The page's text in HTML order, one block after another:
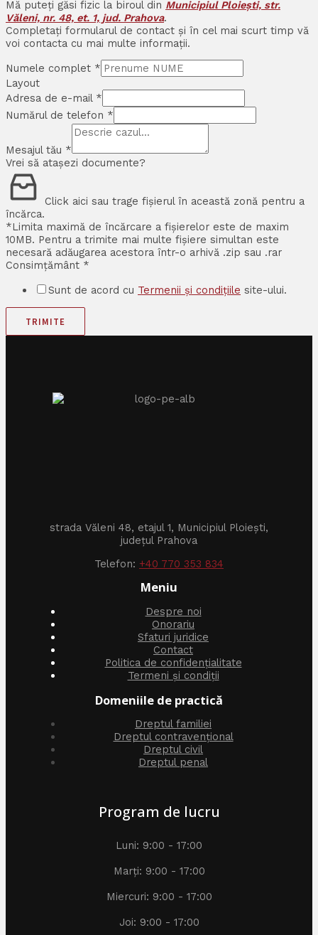
Mă puteți găsi fizic la biroul din Municipiul Ploiești, str.
Văleni, nr. 48, et. 1, jud. Prahova.
Completați formularul de contact și în cel mai scurt timp vă
voi contacta cu mai multe informații.
Numele complet *
Layout
Adresa de e-mail *
Numărul de telefon *
Mesajul tău *
Vrei să atașezi documente?
Click aici sau trage fișierul în această zonă pentru a
încărca.
*Limita maximă de încărcare a fișierelor este de maxim
10MB. Pentru a trimite mai multe fișiere simultan este
necesară adăugarea acestora într-o arhivă .zip sau .rar
Consimțământ *
Sunt de acord cu Termenii și condițiile site-ului.
TRIMITE
strada Văleni 48, etajul 1, Municipiul Ploiești,
județul Prahova
Telefon: +40 770 353 834
Meniu
Despre noi
Onorariu
Sfaturi juridice
Contact
Politica de confidențialitate
Termeni și condiții
Domeniile de practică
Dreptul familiei
Dreptul contravențional
Dreptul civil
Dreptul penal
Program de lucru
Luni: 9:00 - 17:00
Marți: 9:00 - 17:00
Miercuri: 9:00 - 17:00
Joi: 9:00 - 17:00